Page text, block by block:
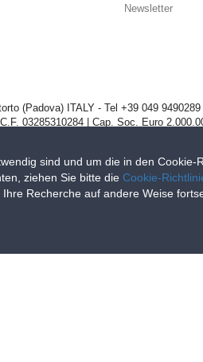
Newsletter
(Padova) ITALY - Tel +39 049 9490289
03285310284 | Cap. Soc. Euro
sind und um die in den
ziehen Sie bitte die Cookie-
Recherche auf andere Weise